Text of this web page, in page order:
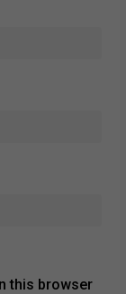
this browser